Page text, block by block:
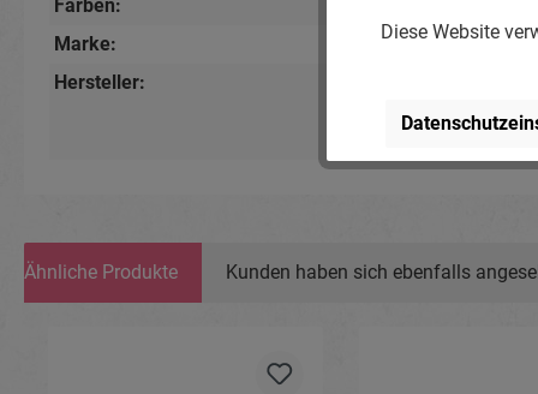
Farben:
Marke:
Piercing-Store.com
Hersteller:
Lindenstr. 28, 04936
Ähnliche Produkte Kunden haben sich ebenfalls
Diese Website